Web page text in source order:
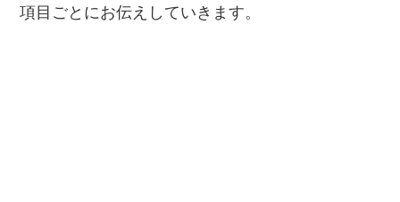
項目ごとにお伝えしていきます。